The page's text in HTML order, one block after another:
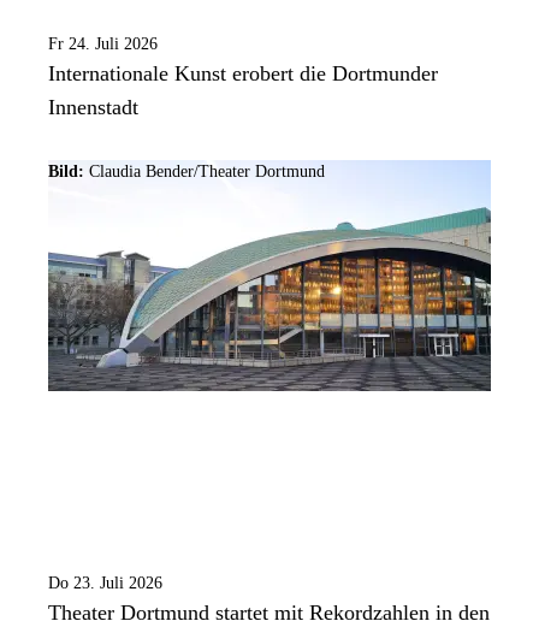
Fr 24. Juli 2026
Internationale Kunst erobert die Dortmunder
Innenstadt
Bild: Claudia Bender/Theater Dortmund
Do 23. Juli 2026
Theater Dortmund startet mit Rekordzahlen in den